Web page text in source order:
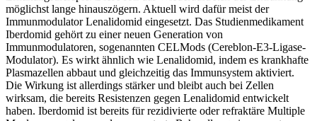
möglichst lange hinauszögern. Aktuell wird dafür meist der
Immunmodulator Lenalidomid eingesetzt. Das Studienmedikament
Iberdomid gehört zu einer neuen Generation von
Immunmodulatoren, sogenannten CELMods (Cereblon-E3-Ligase-
Modulator). Es wirkt ähnlich wie Lenalidomid, indem es krankhafte
Plasmazellen abbaut und gleichzeitig das Immunsystem aktiviert.
Die Wirkung ist allerdings stärker und bleibt auch bei Zellen
wirksam, die bereits Resistenzen gegen Lenalidomid entwickelt
haben. Iberdomid ist bereits für rezidivierte oder refraktäre Multiple